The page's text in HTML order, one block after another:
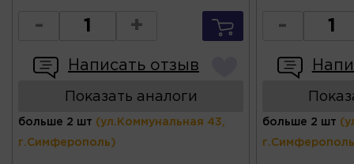
- +
Написать отзыв
Показать аналоги
больше 2 шт (ул.Коммунальная 43,
г.Симферополь)
-
больше 2 шт